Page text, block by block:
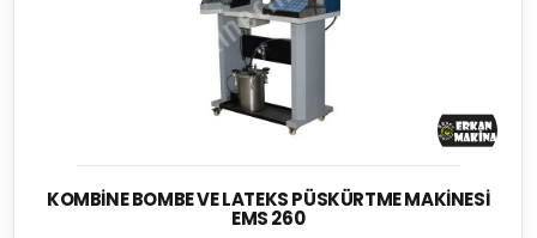
KOMBINE BOMBE VE LATEKS PÜSKÜRTME MAKINESI
EMS 260